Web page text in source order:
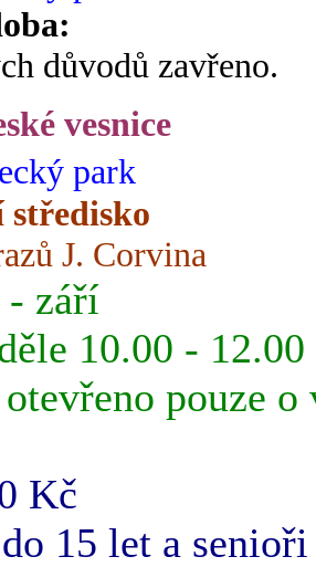
důvodů zavřeno.
vesnice
park
J. Corvina
- září
10.00 -
pouze o
Kč
15 let a